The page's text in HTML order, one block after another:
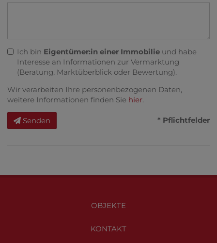
Ich bin Eigentümer:in einer Immobilie und habe
Interesse an Informationen zur Vermarktung
(Beratung, Marktüberblick oder Bewertung).
Wir verarbeiten Ihre personenbezogenen Daten,
weitere Informationen finden Sie hier.
Senden * Pflichtfelder
OBJEKTE
KONTAKT